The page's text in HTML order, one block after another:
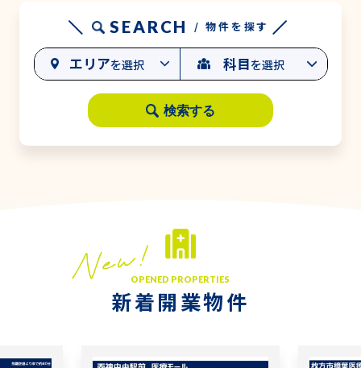
SEARCH / 物件を探す
エリアを選択 科目を選択
検索する
OPENED PROPERTIES
新着開業物件